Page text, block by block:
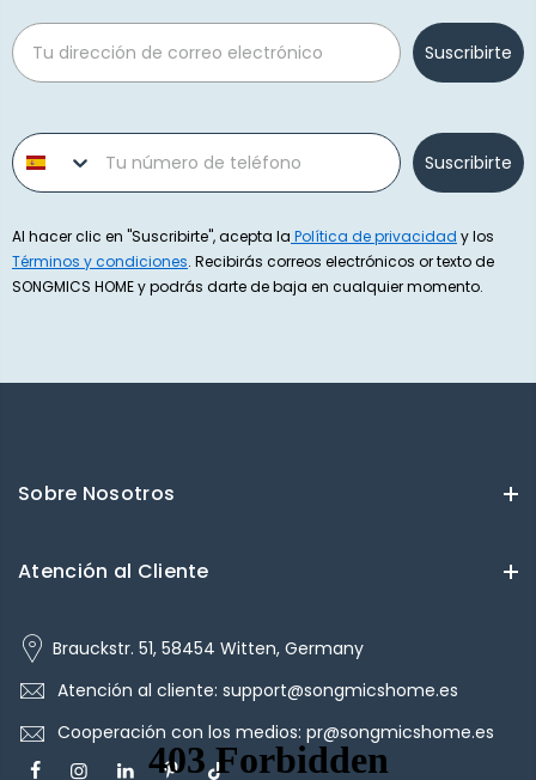
Email
Suscribirte
Phone number
Suscribirte
Al hacer clic en "Suscribirte", acepta la Política de privacidad y los
Términos y condiciones. Recibirás correos electrónicos or texto de
SONGMICS HOME y podrás darte de baja en cualquier momento.
Sobre Nosotros
Atención al Cliente
Brauckstr. 51, 58454 Witten, Germany
Atención al cliente: support@songmicshome.es
Cooperación con los medios: pr@songmicshome.es